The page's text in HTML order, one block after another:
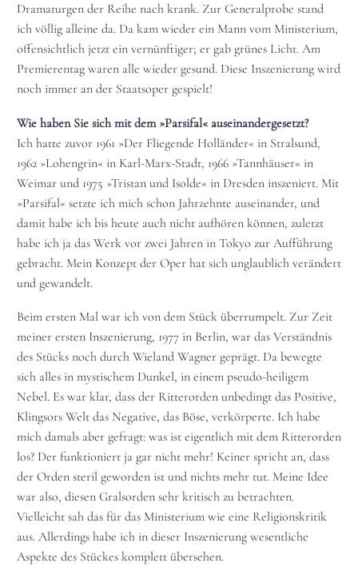
Dramaturgen der Reihe nach krank. Zur Generalprobe stand
ich völlig alleine da. Da kam wieder ein Mann vom Ministerium,
offensichtlich jetzt ein vernünftiger; er gab grünes Licht. Am
Premierentag waren alle wieder gesund. Diese Inszenierung wird
noch immer an der Staatsoper gespielt!
Wie haben Sie sich mit dem »Parsifal« auseinandergesetzt?
Ich hatte zuvor 1961 »Der Fliegende Holländer« in Stralsund,
1962 »Lohengrin« in Karl-Marx-Stadt, 1966 »Tannhäuser« in
Weimar und 1975 »Tristan und Isolde« in Dresden inszeniert. Mit
»Parsifal« setzte ich mich schon Jahrzehnte auseinander, und
damit habe ich bis heute auch nicht aufhören können, zuletzt
habe ich ja das Werk vor zwei Jahren in Tokyo zur Aufführung
gebracht. Mein Konzept der Oper hat sich unglaublich verändert
und gewandelt.
Beim ersten Mal war ich von dem Stück überrumpelt. Zur Zeit
meiner ersten Inszenierung, 1977 in Berlin, war das Verständnis
des Stücks noch durch Wieland Wagner geprägt. Da bewegte
sich alles in mystischem Dunkel, in einem pseudo-heiligem
Nebel. Es war klar, dass der Ritterorden unbedingt das Positive,
Klingsors Welt das Negative, das Böse, verkörperte. Ich habe
mich damals aber gefragt: was ist eigentlich mit dem Ritterorden
los? Der funktioniert ja gar nicht mehr! Keiner spricht an, dass
der Orden steril geworden ist und nichts mehr tut. Meine Idee
war also, diesen Gralsorden sehr kritisch zu betrachten.
Vielleicht sah das für das Ministerium wie eine Religionskritik
aus. Allerdings habe ich in dieser Inszenierung wesentliche
Aspekte des Stückes komplett übersehen.